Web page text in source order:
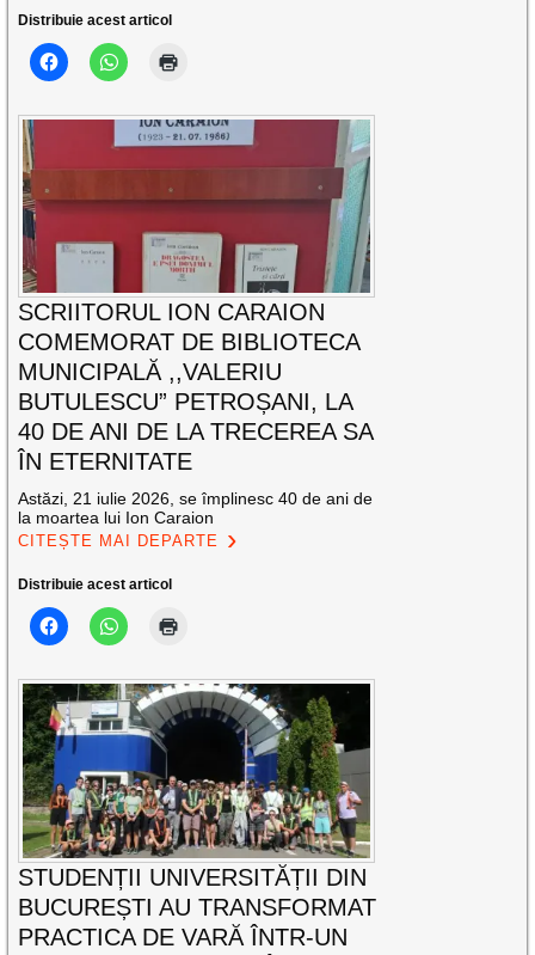
Distribuie acest articol
SCRIITORUL ION CARAION
COMEMORAT DE BIBLIOTECA
MUNICIPALĂ ,,VALERIU
BUTULESCU” PETROȘANI, LA
40 DE ANI DE LA TRECEREA SA
ÎN ETERNITATE
Astăzi, 21 iulie 2026, se împlinesc 40 de ani de
la moartea lui Ion Caraion
CITEȘTE MAI DEPARTE
Distribuie acest articol
STUDENȚII UNIVERSITĂȚII DIN
BUCUREȘTI AU TRANSFORMAT
PRACTICA DE VARĂ ÎNTR-UN